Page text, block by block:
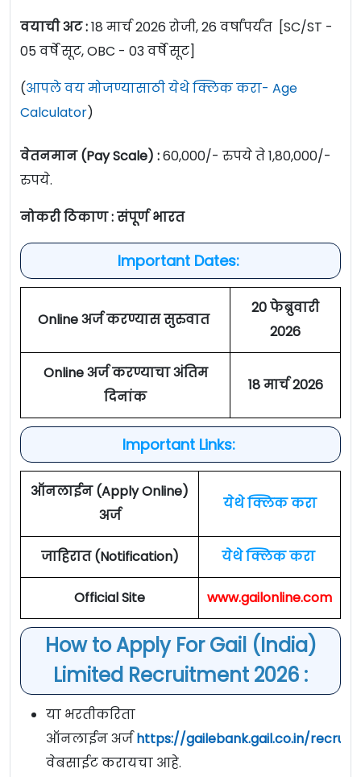
वयाची अट :18 मार्च 2026 रोजी, 26 वर्षांपर्यंत [SC/ST -
05 वर्षे सूट, OBC - 03 वर्षे सूट]
(आपले वय मोजण्यासाठी येथे क्लिक करा- Age
Calculator)
वेतनमान (Pay Scale) :60,000/- रुपये ते 1,80,000/-
रुपये.
नोकरी ठिकाण : संपूर्ण भारत
Important Dates:
Online अर्ज करण्यास सुरुवात
20 फेब्रुवारी
2026
Online अर्ज करण्याचा अंतिम
दिनांक
18 मार्च 2026
Important Links:
ऑनलाईन (Apply Online)
अर्ज
येथे क्लिक करा
जाहिरात (Notification) येथे क्लिक करा
Official Site www.gailonline.com
How to Apply For Gail (India)
Limited Recruitment 2026 :
या भरतीकरिता
ऑनलाईन अर्जhttps://gailebank.gail.co.in/
वेबसाईट करायचा आहे.